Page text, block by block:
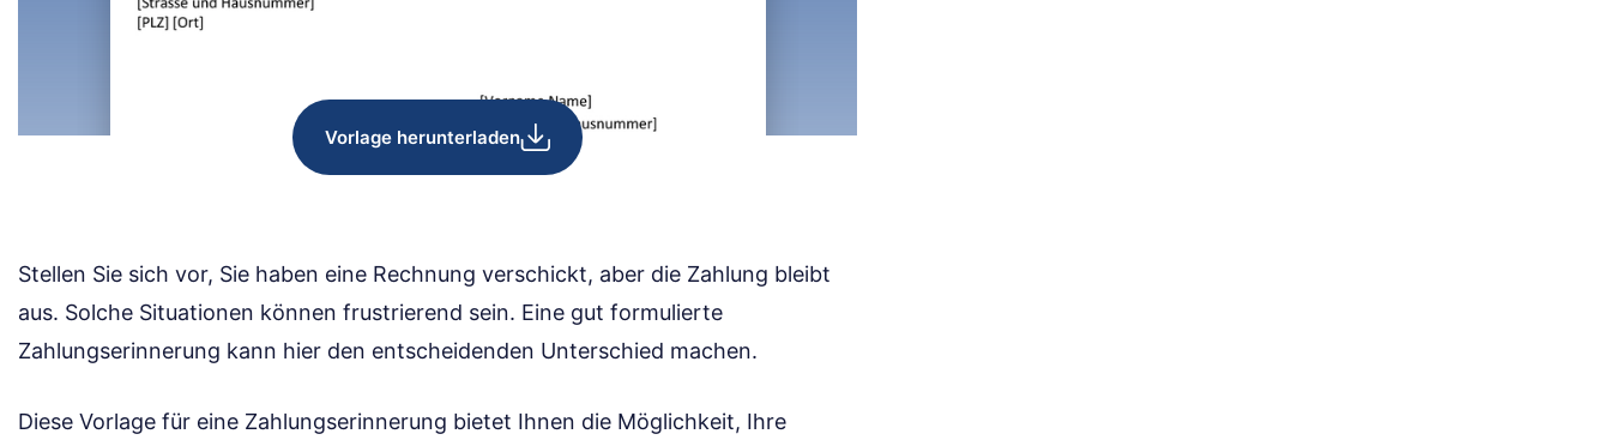
Vorlage herunterladen
Stellen Sie sich vor, Sie haben eine Rechnung verschickt, aber die Zahlung bleibt
aus. Solche Situationen können frustrierend sein. Eine gut formulierte
Zahlungserinnerung kann hier den entscheidenden Unterschied machen.
Diese Vorlage für eine Zahlungserinnerung bietet Ihnen die Möglichkeit, Ihre